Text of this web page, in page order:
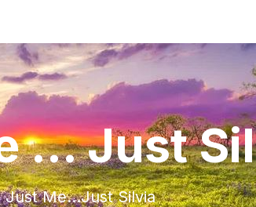
... Just
Just Me…Just Silvia